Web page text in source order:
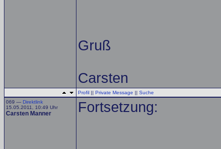
Gruß
Carsten
Profil || Private Message || Suche
069 — Direktlink
15.05.2011, 10:49 Uhr
Carsten Manner Fortsetzung: